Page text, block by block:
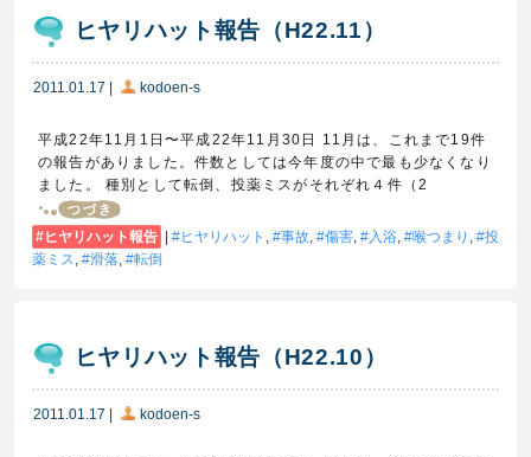
ヒヤリハット報告（H22.11）
2011.01.17 | kodoen-s
平成22年11月1日〜平成22年11月30日 11月は、これまで19件
の報告がありました。件数としては今年度の中で最も少なくなり
ました。 種別として転倒、投薬ミスがそれぞれ４件（2
ヒヤリハット報告 | ヒヤリハット , 事故, 傷害, 入浴, 喉つまり ,
投
薬ミス, 滑落, 転倒
ヒヤリハット報告（H22.10）
2011.01.17 kodoen-s